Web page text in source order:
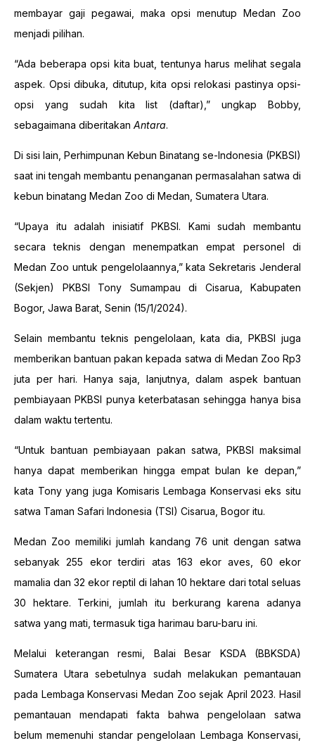
membayar gaji pegawai, maka opsi menutup Medan Zoo
menjadi pilihan.
“Ada beberapa opsi kita buat, tentunya harus melihat segala
aspek. Opsi dibuka, ditutup, kita opsi relokasi pastinya opsi-
opsi yang sudah kita list (daftar),” ungkap Bobby,
sebagaimana diberitakan Antara.
Di sisi lain, Perhimpunan Kebun Binatang se-Indonesia (PKBSI)
saat ini tengah membantu penanganan permasalahan satwa di
kebun binatang Medan Zoo di Medan, Sumatera Utara.
“Upaya itu adalah inisiatif PKBSI. Kami sudah membantu
secara teknis dengan menempatkan empat personel di
Medan Zoo untuk pengelolaannya,” kata Sekretaris Jenderal
(Sekjen) PKBSI Tony Sumampau di Cisarua, Kabupaten
Bogor, Jawa Barat, Senin (15/1/2024).
Selain membantu teknis pengelolaan, kata dia, PKBSI juga
memberikan bantuan pakan kepada satwa di Medan Zoo Rp3
juta per hari. Hanya saja, lanjutnya, dalam aspek bantuan
pembiayaan PKBSI punya keterbatasan sehingga hanya bisa
dalam waktu tertentu.
“Untuk bantuan pembiayaan pakan satwa, PKBSI maksimal
hanya dapat memberikan hingga empat bulan ke depan,”
kata Tony yang juga Komisaris Lembaga Konservasi eks situ
satwa Taman Safari Indonesia (TSI) Cisarua, Bogor itu.
Medan Zoo memiliki jumlah kandang 76 unit dengan satwa
sebanyak 255 ekor terdiri atas 163 ekor aves, 60 ekor
mamalia dan 32 ekor reptil di lahan 10 hektare dari total seluas
30 hektare. Terkini, jumlah itu berkurang karena adanya
satwa yang mati, termasuk tiga harimau baru-baru ini.
Melalui keterangan resmi, Balai Besar KSDA (BBKSDA)
Sumatera Utara sebetulnya sudah melakukan pemantauan
pada Lembaga Konservasi Medan Zoo sejak April 2023. Hasil
pemantauan mendapati fakta bahwa pengelolaan satwa
belum memenuhi standar pengelolaan Lembaga Konservasi,